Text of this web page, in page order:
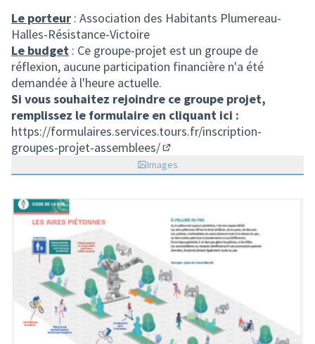
Le porteur : Association des Habitants Plumereau-
Halles-Résistance-Victoire
Le budget : Ce groupe-projet est un groupe de
réflexion, aucune participation financière n'a été
demandée à l'heure actuelle.
Si vous souhaitez rejoindre ce groupe projet,
remplissez le formulaire en cliquant ici :
https://formulaires.services.tours.fr/inscription-
groupes-projet-assemblees/
(Lien externe)
Images